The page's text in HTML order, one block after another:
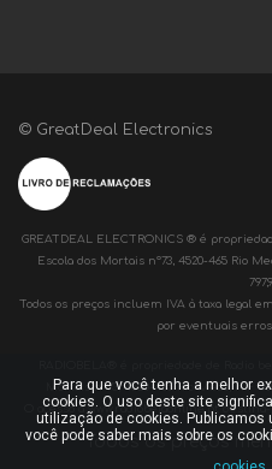
© GreatDeal Electronics
GREATDEAL ELECTRONICS ® é
Escola dos Mortais nº73, 4520-465 Rio
Todos os preços incluem IVA à taxa legal
por eventuais
Mortais nº73, 4520-465 Rio Meão, NIF
O acesso a www.radiobelaonline.pt
Todos os preços
Para que você tenha a melhor
cookies. O uso deste site
utilização de cookies. Publicamos
você pode saber mais sobre os